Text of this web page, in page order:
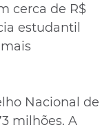
cerca de R$
estudantil
Nacional de
milhões. A